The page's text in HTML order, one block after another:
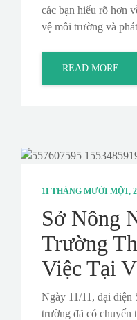
các bạn hiểu rõ hơn
vệ môi trường và
READ MORE
11 THÁNG MƯỜI MỘT,
Sở Nông
Trường
Việc Tại
Ngày 11/11, đại
trường đã có chuyến